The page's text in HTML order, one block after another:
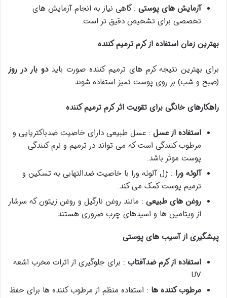
آزمایش های پوستی : گاهی نیاز به انجام آزمایش های
تخصصی برای تشخیص دقیق تر است.
بهترین زمان استفاده از کرم ترمیم کننده
برای بهترین نتیجه کرم های ترمیم کننده صورت بایددو بار در روز
(صبح و شب) بر روی پوست تمیز استفاده شوند.
راهکارهای خانگی برای تقویت اثر کرم ترمیم کننده
استفاده از عسل : عسل طبیعی دارای خاصیت ضدباکتریایی و
مرطوب کنندگی است که می تواند در ترمیم و نرم کنندگی
پوست موثر باشد.
آلوئه ورا : ژل آلوئه ورا با خاصیت ضدالتهابی به تسکین و
ترمیم پوست کمک می کند.
روغن های طبیعی : مانند روغن نارگیل و روغن زیتون که سرشار
از ویتامین ها و اسیدهای چرب ضروری هستند.
پیشگیری از آسیب های پوستی
استفاده از کرم ضدآفتاب : برای جلوگیری از اثرات مخرب اشعه
UV.
مرطوب کننده ها : استفاده منظم از مرطوب کننده ها برای حفظ